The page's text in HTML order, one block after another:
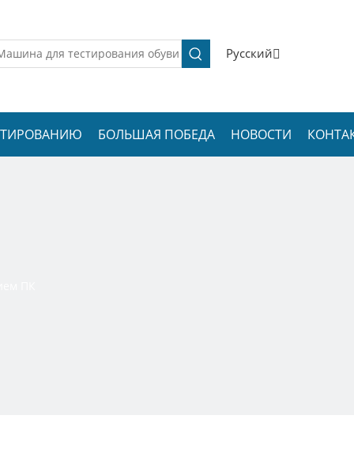
Pусский
БОЛЬШАЯ ПОБЕДА НОВОСТИ